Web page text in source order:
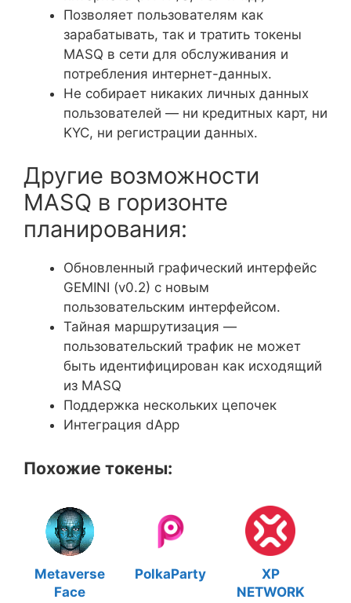
Позволяет пользователям как
зарабатывать, так и тратить токены
MASQ в сети для обслуживания и
потребления интернет-данных.
Не собирает никаких личных данных
пользователей — ни кредитных карт, ни
KYC, ни регистрации данных.
Другие возможности
MASQ в горизонте
планирования:
Обновленный графический интерфейс
GEMINI (v0.2) с новым
пользовательским интерфейсом.
Тайная маршрутизация —
пользовательский трафик не может
быть идентифицирован как исходящий
из MASQ
Поддержка нескольких цепочек
Интеграция dApp
Похожие токены:
Metaverse
Face
PolkaParty
XP
NETWORK